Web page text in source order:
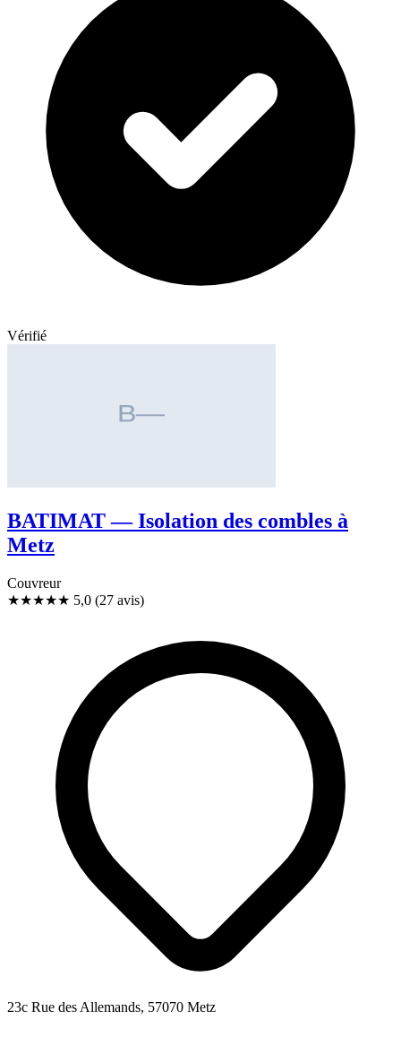
Vérifié
BATIMAT — Isolation des combles à
Metz
Couvreur
★★★★★ 5,0 (27 avis)
23c Rue des Allemands, 57070 Metz